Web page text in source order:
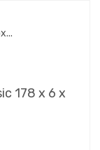
178 x 6 x